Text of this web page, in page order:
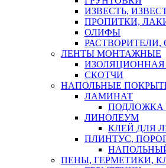
ИЗВЕСТЬ,
ПРОПИТКИ,
ОЛИФЫ
РАСТВОРИТЕЛИ,
ЛЕНТЫ МОНТАЖНЫЕ
ИЗОЛЯЦИОННАЯ
СКОТЧИ
НАПОЛЬНЫЕ
ЛАМИНАТ
ПОДЛОЖКА
ЛИНОЛЕУМ
КЛЕЙ ДЛЯ
ПЛИНТУС,
ПЕНЫ, ГЕРМЕТИКИ,